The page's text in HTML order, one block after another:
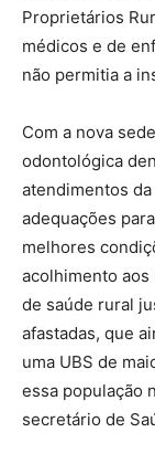
Proprietários
médicos e de
não permitia a
Com a nova
odontológica
atendimentos
adequações
melhores
acolhimento aos
de saúde rural
afastadas, que
uma UBS de
essa população
secretário de